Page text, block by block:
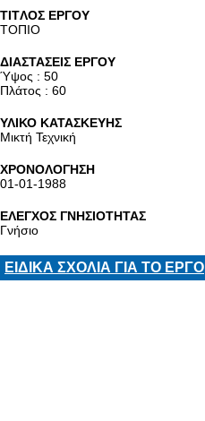
TITΛΟΣ ΕΡΓΟΥ
ΤΟΠΙΟ
ΔΙΑΣΤΑΣΕΙΣ ΕΡΓΟΥ
Ύψος : 50
Πλάτος : 60
ΥΛΙΚΟ ΚΑΤΑΣΚΕΥΗΣ
Μικτή Τεχνική
ΧΡΟΝΟΛΟΓΗΣΗ
01-01-1988
ΕΛΕΓΧΟΣ ΓΝΗΣΙΟΤΗΤΑΣ
Γνήσιο
ΕΙΔΙΚΑ ΣΧΟΛΙΑ ΓΙΑ ΤΟ ΕΡΓΟ